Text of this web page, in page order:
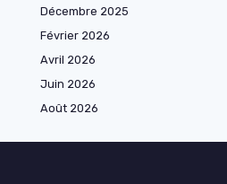
Décembre 2025
Février 2026
Avril 2026
Juin 2026
Août 2026